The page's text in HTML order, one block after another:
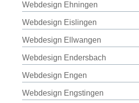
Webdesign Ehningen
Webdesign Eislingen
Webdesign Ellwangen
Webdesign Endersbach
Webdesign Engen
Webdesign Engstingen